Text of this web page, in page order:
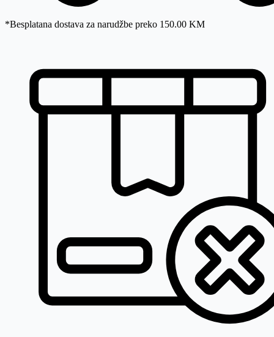
*Besplatana dostava za narudžbe preko 150.00 KM